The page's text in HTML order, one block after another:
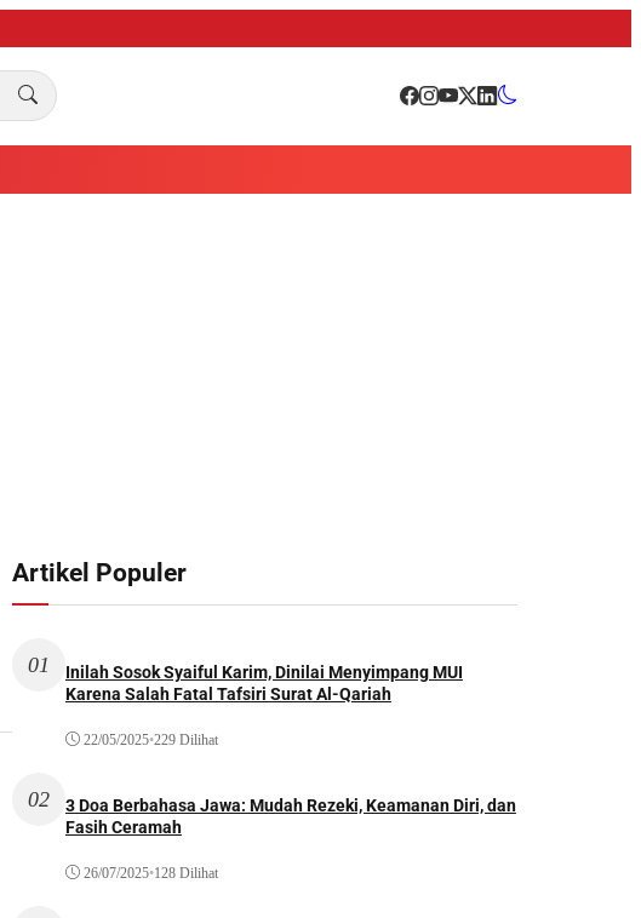
Artikel Populer
01
Inilah Sosok Syaiful Karim, Dinilai Menyimpang MUI
Karena Salah Fatal Tafsiri Surat Al-Qariah
22/05/2025•229 Dilihat
02
3 Doa Berbahasa Jawa: Mudah Rezeki, Keamanan Diri, dan
Fasih Ceramah
26/07/2025•128 Dilihat